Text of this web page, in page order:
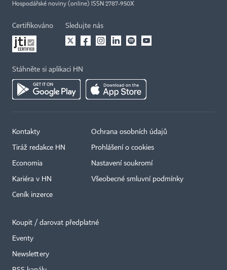
Hospodářské noviny (online) ISSN 2787-950X
Certifikováno Sledujte nás
Stáhněte si aplikaci HN
Kontakty
Tiráž redakce HN
Economia
Kariéra v HN
Ceník inzerce
Ochrana osobních údajů
Prohlášení o cookies
Nastavení soukromí
Všeobecné smluvní podmínky
Koupit / darovat předplatné
Eventy
Newslettery